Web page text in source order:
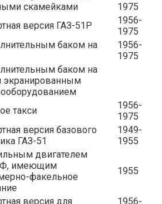
скамейками
1975
версия ГАЗ-51Р
1956-
1975
баком на
1956-
1975
баком на
экранированным
такси
1956-
1975
версия базового
ГАЗ-51
1949-
1955
двигателем
имеющим
факельное
1955
версия для
1956-